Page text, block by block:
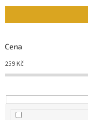
í
r
o
d
u
t
ů
Cena
259Kč